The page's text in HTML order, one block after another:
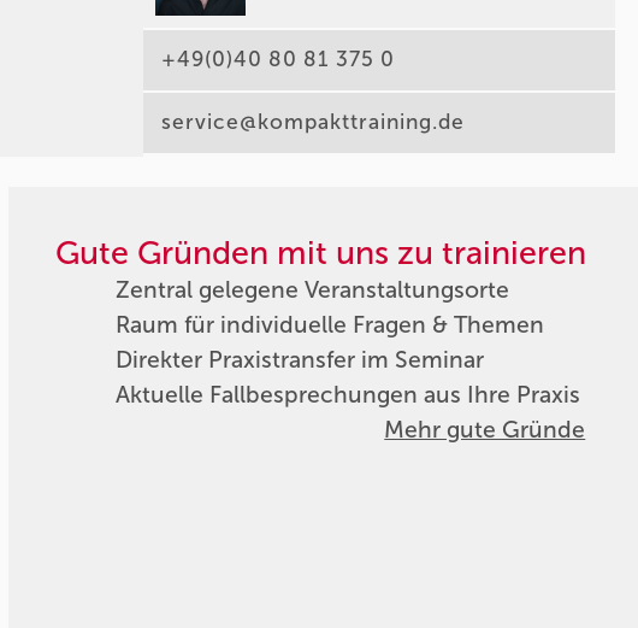
+49(0)40 80 81 375 0
service@kompakttraining.de
Gute Gründen mit uns zu trainieren
Zentral gelegene Veranstaltungsorte
Raum für individuelle Fragen & Themen
Direkter Praxistransfer im Seminar
Aktuelle Fallbesprechungen aus Ihre Praxis
Mehr gute Gründe